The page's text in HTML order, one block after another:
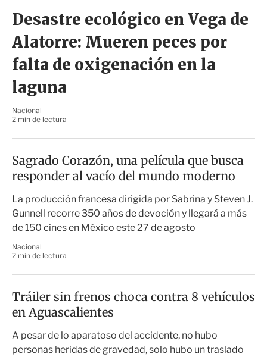
Desastre ecológico en Vega de
Alatorre: Mueren peces por
falta de oxigenación en la
laguna
Nacional
2 min de lectura
Sagrado Corazón, una película que busca
responder al vacío del mundo moderno
La producción francesa dirigida por Sabrina y Steven J.
Gunnell recorre 350 años de devoción y llegará a más
de 150 cines en México este 27 de agosto
Nacional
2 min de lectura
Tráiler sin frenos choca contra 8 vehículos
en Aguascalientes
A pesar de lo aparatoso del accidente, no hubo
personas heridas de gravedad, solo hubo un traslado